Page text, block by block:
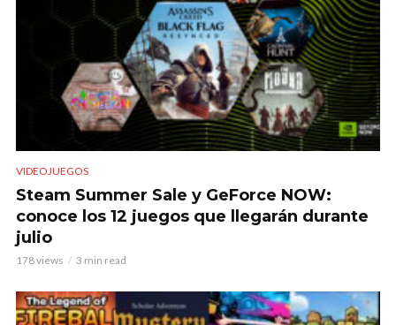
VIDEOJUEGOS
Steam Summer Sale y GeForce NOW:
conoce los 12 juegos que llegarán durante
julio
178 views 3 min read